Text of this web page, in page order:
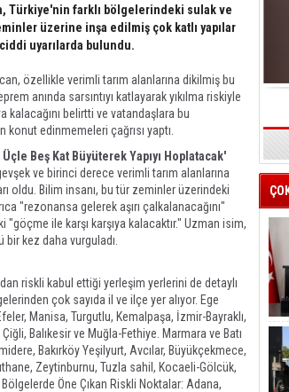
Türkiye'nin farklı bölgelerindeki sulak ve
üzerine inşa edilmiş çok katlı yapılar
ciddi uyarılarda bulundu.
özellikle verimli tarım alanlarına dikilmiş bu
anında sarsıntıyı katlayarak yıkılma riskiyle
kalacağını belirtti ve vatandaşlara bu
konut edinmemeleri çağrısı yaptı.
Üçle Beş Kat Büyüterek Yapıyı Hoplatacak'
ve birinci derece verimli tarım alanlarına
oldu. Bilim insanı, bu tür zeminler üzerindeki
"rezonansa gelerek aşırı çalkalanacağını"
ile karşı karşıya kalacaktır." Uzman isim,
kez daha vurguladı.
riskli kabul ettiği yerleşim yerlerini de detaylı
çok sayıda il ve ilçe yer alıyor. Ege
Manisa, Turgutlu, Kemalpaşa, İzmir-Bayraklı,
Balıkesir ve Muğla-Fethiye. Marmara ve Batı
Bakırköy Yeşilyurt, Avcılar, Büyükçekmece,
Zeytinburnu, Tuzla sahil, Kocaeli-Gölcük,
Öne Çıkan Riskli Noktalar: Adana,